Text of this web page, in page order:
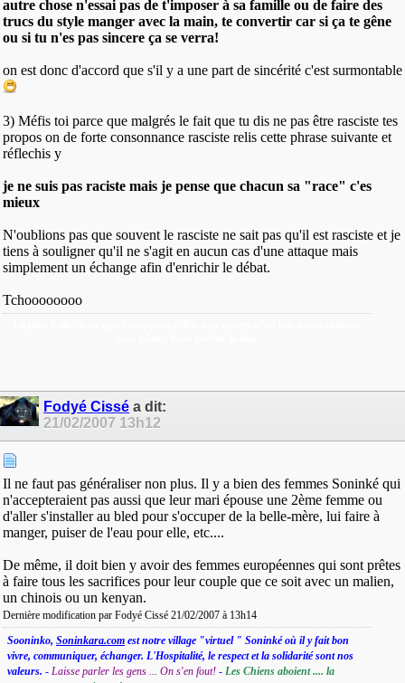
autre chose n'essai pas de t'imposer à sa famille ou de faire des
trucs du style manger avec la main, te convertir car si ça te gêne
ou si tu n'es pas sincere ça se verra!
on est donc d'accord que s'il y a une part de sincérité c'est surmontable
3) Méfis toi parce que malgrés le fait que tu dis ne pas être rasciste tes
propos on de forte consonnance rasciste relis cette phrase suivante et
réflechis y
je ne suis pas raciste mais je pense que chacun sa "race" c'es
mieux
N'oublions pas que souvent le rasciste ne sait pas qu'il est rasciste et je
tiens à souligner qu'il ne s'agit en aucun cas d'une attaque mais
simplement un échange afin d'enrichir le débat.
Tchoooooooo
Fodyé Cissé a dit:
21/02/2007 13h12
Il ne faut pas généraliser non plus. Il y a bien des femmes Soninké qui
n'accepteraient pas aussi que leur mari épouse une 2ème femme ou
d'aller s'installer au bled pour s'occuper de la belle-mère, lui faire à
manger, puiser de l'eau pour elle, etc....
De même, il doit bien y avoir des femmes européennes qui sont prêtes
à faire tous les sacrifices pour leur couple que ce soit avec un malien,
un chinois ou un kenyan.
Dernière modification par Fodyé Cissé 21/02/2007 à 13h14
Sooninko, Soninkara.com est notre village "virtuel " Soninké où il y fait bon
vivre, communiquer, échanger. L'Hospitalité, le respect et la solidarité sont nos
valeurs. - Laisse parler les gens ... On s'en fout! - Les Chiens aboient .... la